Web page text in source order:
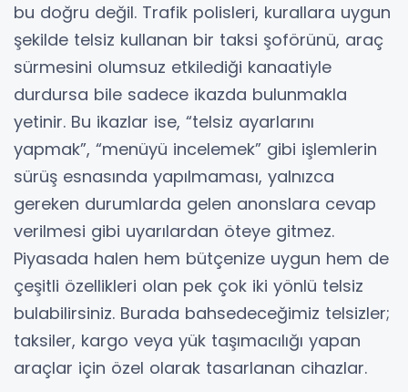
bu doğru değil. Trafik polisleri, kurallara uygun
şekilde telsiz kullanan bir taksi şoförünü, araç
sürmesini olumsuz etkilediği kanaatiyle
durdursa bile sadece ikazda bulunmakla
yetinir. Bu ikazlar ise, “telsiz ayarlarını
yapmak”, “menüyü incelemek” gibi işlemlerin
sürüş esnasında yapılmaması, yalnızca
gereken durumlarda gelen anonslara cevap
verilmesi gibi uyarılardan öteye gitmez.
Piyasada halen hem bütçenize uygun hem de
çeşitli özellikleri olan pek çok iki yönlü telsiz
bulabilirsiniz. Burada bahsedeceğimiz telsizler;
taksiler, kargo veya yük taşımacılığı yapan
araçlar için özel olarak tasarlanan cihazlar.